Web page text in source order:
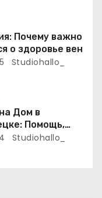
Почему важно
о здоровье вен
Studiohallo_
Дом в
Помощь,
Рядом
Studiohallo_